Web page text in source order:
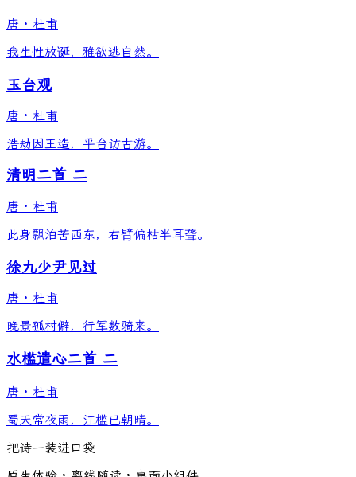
唐 · 杜甫
我生性放诞，雅欲逃自然。
玉台观
唐 · 杜甫
浩劫因王造，平台访古游。
清明二首 二
唐 · 杜甫
此身飘泊苦西东，右臂偏枯半耳聋。
徐九少尹见过
唐 · 杜甫
晚景孤村僻，行军数骑来。
水槛遣心二首 二
唐 · 杜甫
蜀天常夜雨，江槛已朝晴。
把诗一装进口袋